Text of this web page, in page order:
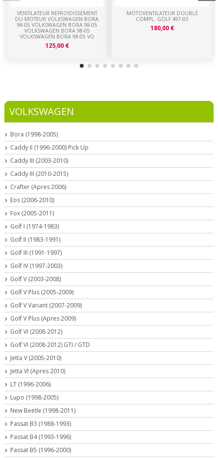
VENTILATEUR REFROIDISSEMENT
DU MOTEUR VOLKSWAGEN BORA
98-05 VOLKSWAGEN BORA 98-05
VOLKSWAGEN BORA 98-05
VOLKSWAGEN BORA 98-05 VO
125,00 €
MOTOVENTILATEUR DOUBLE
COMPL. GOLF 497-03
180,00 €
VOLKSWAGEN
Bora (1998-2005)
Caddy II (1996-2000) Pick Up
Caddy III (2003-2010)
Caddy III (2010-2015)
Crafter (Apres 2006)
Eos (2006-2010)
Fox (2005-2011)
Golf I (1974-1983)
Golf II (1983-1991)
Golf III (1991-1997)
Golf IV (1997-2003)
Golf V (2003-2008)
Golf V Plus (2005-2009)
Golf V Variant (2007-2009)
Golf V Plus (Apres 2009)
Golf VI (2008-2012)
Golf VI (2008-2012) GTI / GTD
Jetta V (2005-2010)
Jetta VI (Apres 2010)
LT (1996-2006)
Lupo (1998-2005)
New Beetle (1998-2011)
Passat B3 (1988-1993)
Passat B4 (1993-1996)
Passat B5 (1996-2000)